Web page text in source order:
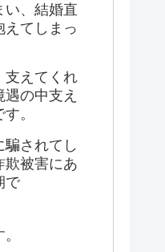
い、結婚直
えてしまっ
支えてくれ
の中支え
。
されてし
欺被害にあ
で